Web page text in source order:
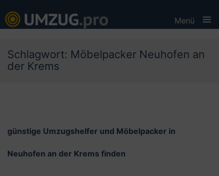
Menü ≡
content
Schlagwort: Möbelpacker Neuhofen an
der Krems
günstige Umzugshelfer und Möbelpacker in
Neuhofen an der Krems finden